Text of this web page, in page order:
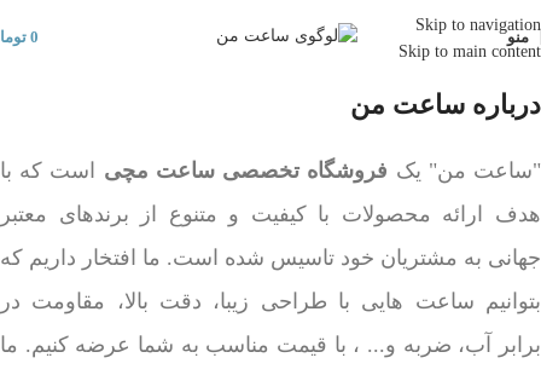
Skip to navigation
Skip to main content
منو 0
درباره ساعت من
"ساعت من" یک فروشگاه تخصصی ساعت مچی است که با
هدف ارائه محصولات با کیفیت و متنوع از برندهای معتبر
جهانی به مشتریان خود تاسیس شده است. ما افتخار داریم که
بتوانیم ساعت هایی با طراحی زیبا، دقت بالا، مقاومت در
برابر آب، ضربه و... ، با قیمت مناسب به شما عرضه کنیم. ما